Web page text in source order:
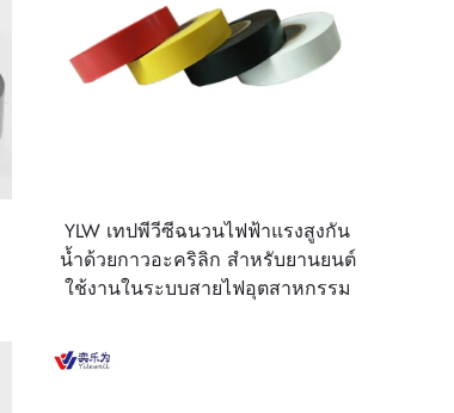
YLW เทปพีวีซีฉนวนไฟฟ้าแรงสูงกัน
น้ำด้วยกาวอะคริลิก สำหรับยานยนต์
ใช้งานในระบบสายไฟอุตสาหกรรม